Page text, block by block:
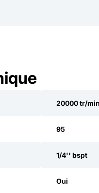
20000 tr/min
95
1/4'' bspt
Oui